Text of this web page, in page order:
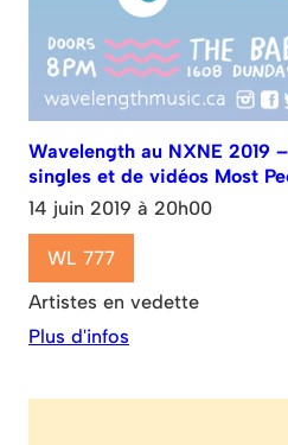
Wavelength au NXNE 2019
singles et de vidéos Most
14 juin 2019 à 20h00
WL 777
Artistes en vedette
Plus d'infos